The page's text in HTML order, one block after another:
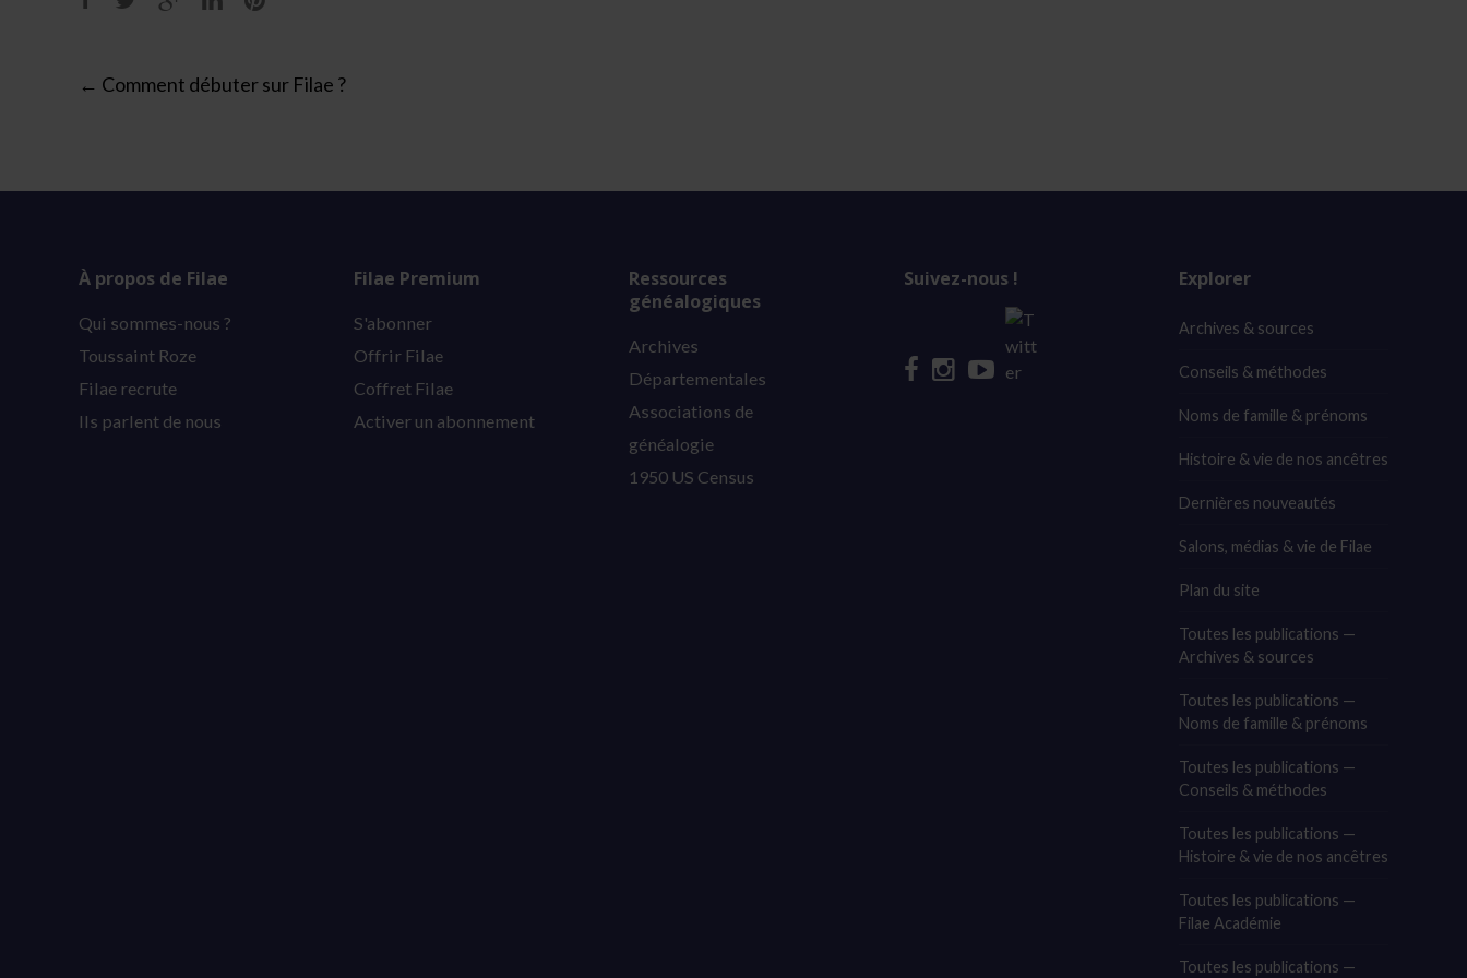
Post
← Comment débuter sur Filae ?
À propos de Filae
Qui sommes-nous ?
Toussaint Roze
Filae recrute
Ils parlent de nous
Filae Premium
S'abonner
Offrir Filae
Coffret Filae
Activer un abonnement
Ressources
généalogiques
Archives
Départementales
Associations de
généalogie
1950 US Census
Suivez-nous ! Explorer
Archives & sources
Conseils & méthodes
Noms de famille & prénoms
Histoire & vie de nos ancêtres
Dernières nouveautés
Salons, médias & vie de Filae
Plan du site
Toutes les publications —
Archives & sources
Toutes les publications —
Noms de famille & prénoms
Toutes les publications —
Conseils & méthodes
Toutes les publications —
Histoire & vie de nos ancêtres
Toutes les publications —
Filae Académie
Toutes les publications —